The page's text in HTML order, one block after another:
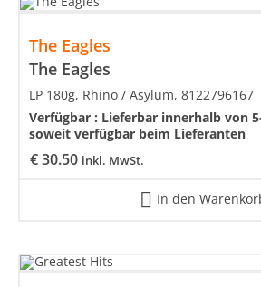
The Eagles
The Eagles
€30.50 inkl. MwSt.
LP 180g, Rhino / Asylum, 8122796167
Verfügbar : Lieferbar innerhalb von
soweit verfügbar beim Lieferanten
In den